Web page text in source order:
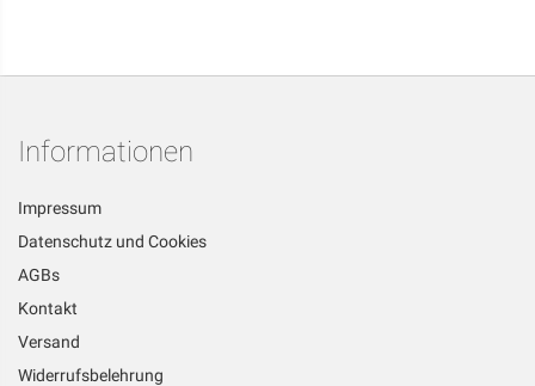
Informationen
Impressum
Datenschutz und Cookies
AGBs
Kontakt
Versand
Widerrufsbelehrung